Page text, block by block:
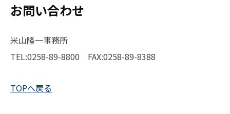
お問い合わせ
米山隆一事務所
TEL:0258-89-8800 FAX:0258-89-8388
TOPへ戻る